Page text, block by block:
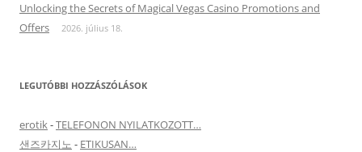
Unlocking the Secrets of Magical Vegas Casino Promotions and
Offers
2026. július 18.
LEGUTÓBBI HOZZÁSZÓLÁSOK
erotik-TELEFONON NYILATKOZOTT…
샌즈카지노 - ETIKUSAN…